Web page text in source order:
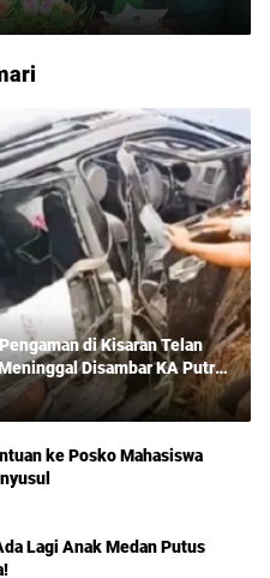
di Kisaran Telan
Disambar KA Putri
ke Posko Mahasiswa
Lagi Anak Medan Putus